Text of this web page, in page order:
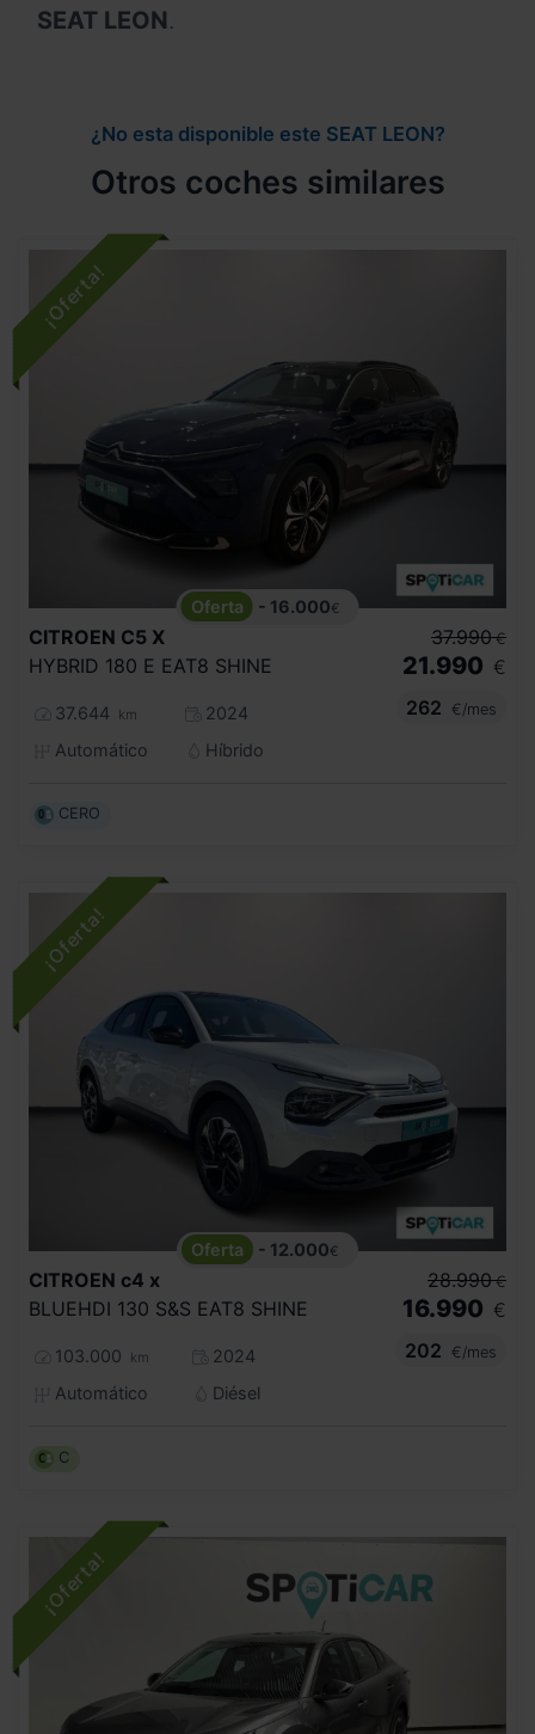
SEAT LEON.
¿No esta disponible este SEAT LEON?
Otros coches similares
- 16.000€
CITROEN C5 X
HYBRID 180 E EAT8 SHINE
37.644 km
2024
Automático
Híbrido
37.990 €
21.990 €
262
€/mes
CERO
- 12.000€
CITROEN c4 x
BLUEHDI 130 S&S EAT8 SHINE
103.000 km
2024
Automático
Diésel
28.990 €
16.990 €
202
€/mes
C